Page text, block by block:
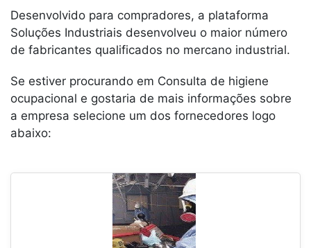
Desenvolvido para compradores, a plataforma
Soluções Industriais desenvolveu o maior número
de fabricantes qualificados no mercano industrial.
Se estiver procurando em Consulta de higiene
ocupacional e gostaria de mais informações sobre
a empresa selecione um dos fornecedores logo
abaixo: